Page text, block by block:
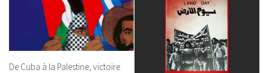
De Cuba à la Palestine, victoire